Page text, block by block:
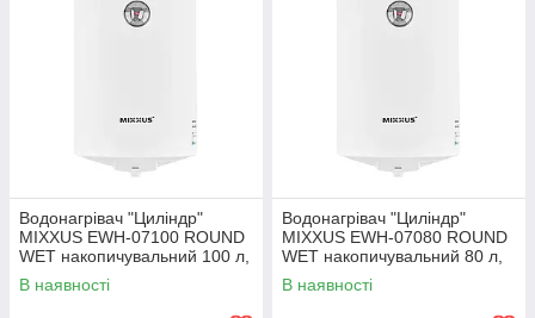
Водонагрівач "Циліндр"
MIXXUS EWH-07100 ROUND
WET накопичувальний 100 л,
мокрий тен 1,5 kW (WH0603)
В наявності
Водонагрівач "Циліндр"
MIXXUS EWH-07080 ROUND
WET накопичувальний 80 л,
мокрий тен 1,5 kW (WH0602)
В наявності